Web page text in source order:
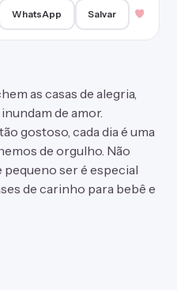
WhatsApp Salvar
as casas de alegria,
de amor.
gostoso, cada dia é uma
de orgulho. Não
pequeno ser é especial
de carinho para bebê e